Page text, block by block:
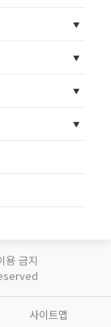
용 금지
사이트맵